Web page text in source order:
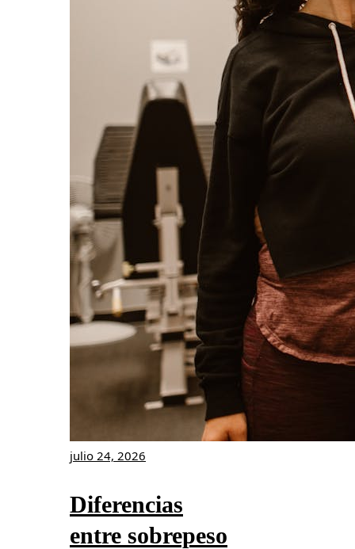
julio 24, 2026
Diferencias
entre sobrepeso